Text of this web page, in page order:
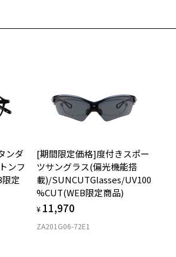
ンダ
ンフ
定
[期間限定価格]度付きスポー
ツサングラス(偏光機能搭
載)/SUNCUTGlasses/UV100
%CUT(WEB限定商品)
¥ 11,970
ZA201G06-72E1